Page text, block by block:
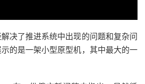
决了推进系统中出现的问题和复杂问
的是一架小型原型机，其中最大的一